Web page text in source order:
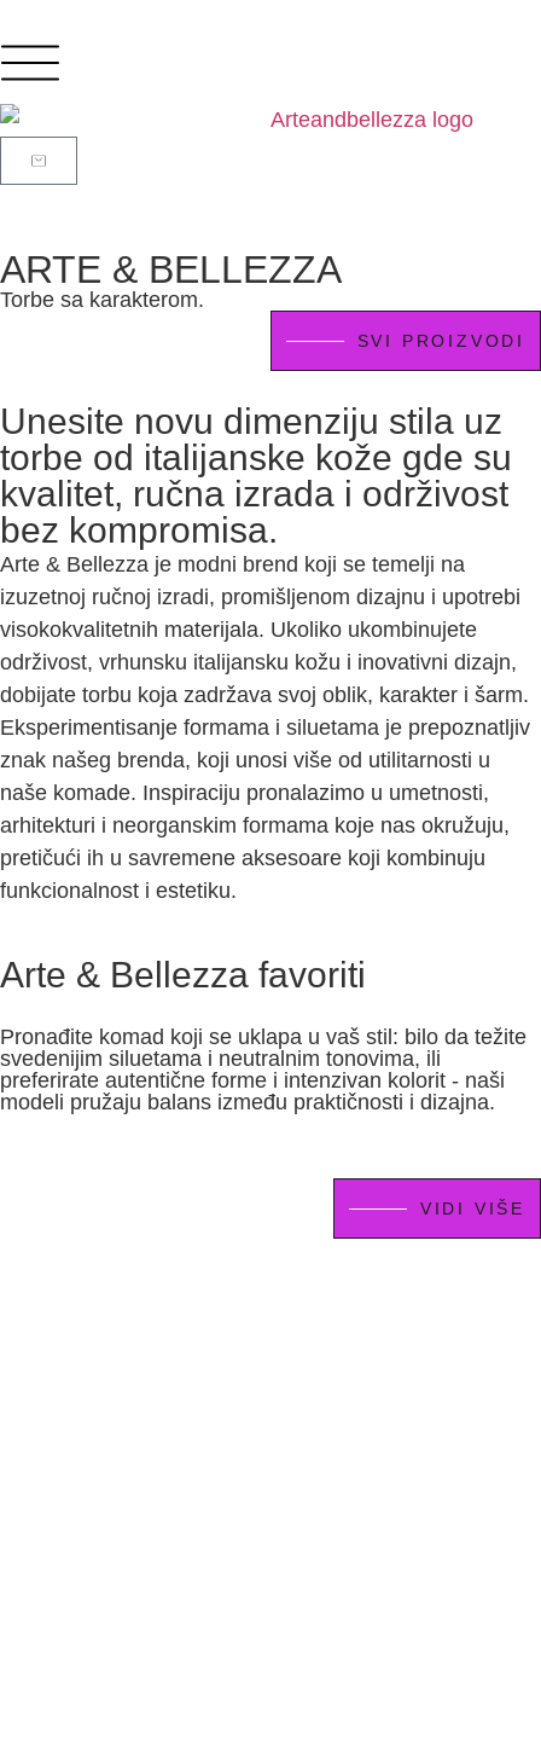
ARTE & BELLEZZA
Torbe sa karakterom.
SVI PROIZVODI
Unesite novu dimenziju stila uz
torbe od italijanske kože gde su
kvalitet, ručna izrada i održivost
bez kompromisa.
Arte & Bellezza je modni brend koji se temelji na
izuzetnoj ručnoj izradi, promišljenom dizajnu i upotrebi
visokokvalitetnih materijala. Ukoliko ukombinujete
održivost, vrhunsku italijansku kožu i inovativni dizajn,
dobijate torbu koja zadržava svoj oblik, karakter i šarm.
Eksperimentisanje formama i siluetama je prepoznatljiv
znak našeg brenda, koji unosi više od utilitarnosti u
naše komade. Inspiraciju pronalazimo u umetnosti,
arhitekturi i neorganskim formama koje nas okružuju,
pretičući ih u savremene aksesoare koji kombinuju
funkcionalnost i estetiku.
Arte & Bellezza favoriti
Pronađite komad koji se uklapa u vaš stil: bilo da težite
svedenijim siluetama i neutralnim tonovima, ili
preferirate autentične forme i intenzivan kolorit - naši
modeli pružaju balans između praktičnosti i dizajna.
VIDI VIŠE